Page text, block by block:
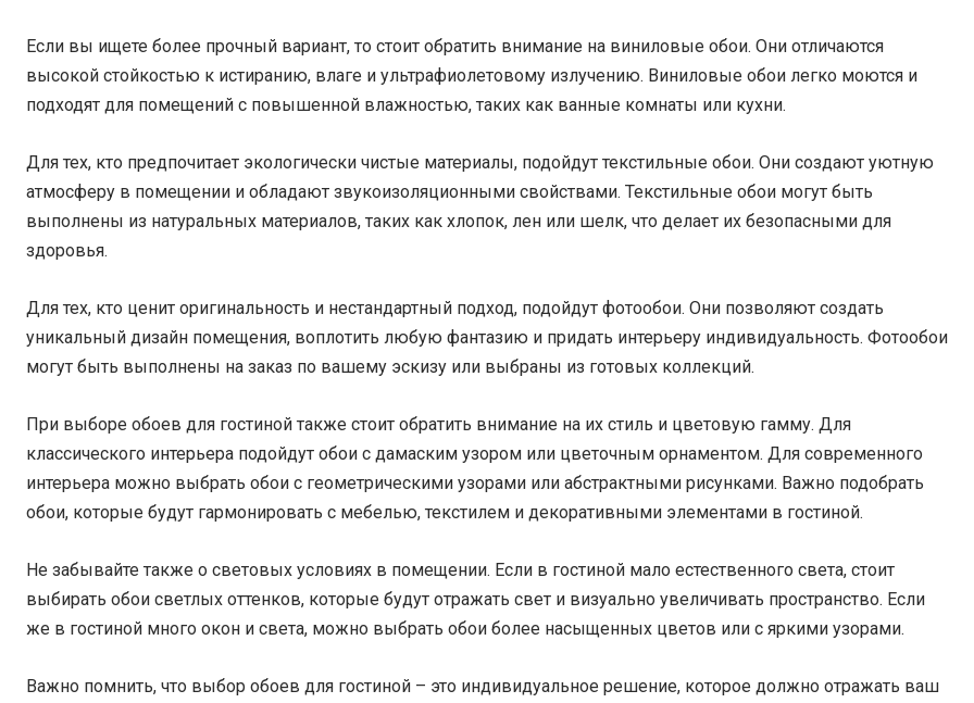
Если вы ищете более прочный вариант, то стоит обратить внимание на виниловые обои. Они отличаются
высокой стойкостью к истиранию, влаге и ультрафиолетовому излучению. Виниловые обои легко моются и
подходят для помещений с повышенной влажностью, таких как ванные комнаты или кухни.
Для тех, кто предпочитает экологически чистые материалы, подойдут текстильные обои. Они создают уютную
атмосферу в помещении и обладают звукоизоляционными свойствами. Текстильные обои могут быть
выполнены из натуральных материалов, таких как хлопок, лен или шелк, что делает их безопасными для
здоровья.
Для тех, кто ценит оригинальность и нестандартный подход, подойдут фотообои. Они позволяют создать
уникальный дизайн помещения, воплотить любую фантазию и придать интерьеру индивидуальность. Фотообои
могут быть выполнены на заказ по вашему эскизу или выбраны из готовых коллекций.
При выборе обоев для гостиной также стоит обратить внимание на их стиль и цветовую гамму. Для
классического интерьера подойдут обои с дамаским узором или цветочным орнаментом. Для современного
интерьера можно выбрать обои с геометрическими узорами или абстрактными рисунками. Важно подобрать
обои, которые будут гармонировать с мебелью, текстилем и декоративными элементами в гостиной.
Не забывайте также о световых условиях в помещении. Если в гостиной мало естественного света, стоит
выбирать обои светлых оттенков, которые будут отражать свет и визуально увеличивать пространство. Если
же в гостиной много окон и света, можно выбрать обои более насыщенных цветов или с яркими узорами.
Важно помнить, что выбор обоев для гостиной – это индивидуальное решение, которое должно отражать ваш